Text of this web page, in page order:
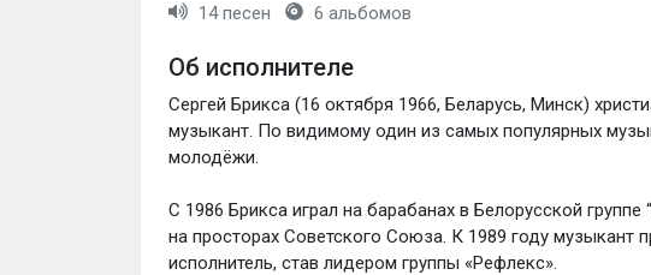
14 песен 6 альбомов
Об исполнителе
Сергей Брикса (16 октября 1966, Беларусь, Минск)
музыкант. По видимому один из самых популярных
молодёжи.
С 1986 Брикса играл на барабанах в Белорусской
на просторах Советского Союза. К 1989 году музыкант
исполнитель, став лидером группы «Рефлекс».